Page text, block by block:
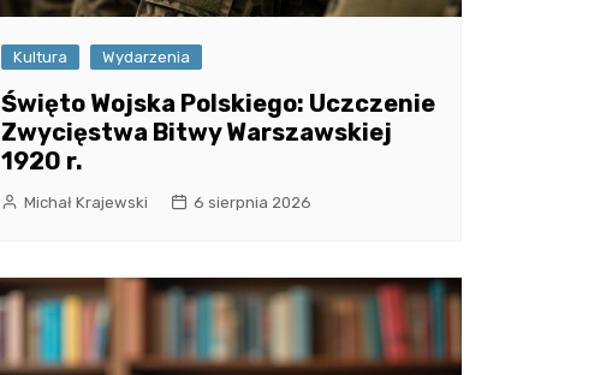
Kultura Wydarzenia
Święto Wojska Polskiego: Uczczenie
Zwycięstwa Bitwy Warszawskiej
1920 r.
Michał Krajewski 6 sierpnia 2026